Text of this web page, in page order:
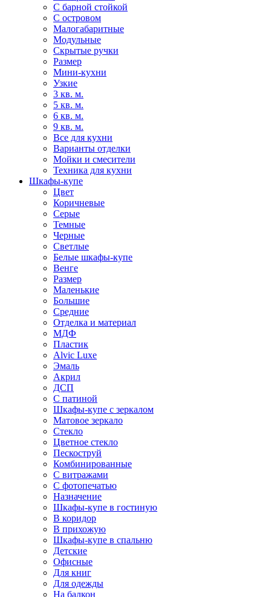
С барной стойкой
С островом
Малогабаритные
Модульные
Скрытые ручки
Размер
Мини-кухни
Узкие
3 кв. м.
5 кв. м.
6 кв. м.
9 кв. м.
Все для кухни
Варианты отделки
Мойки и смесители
Техника для кухни
Шкафы-купе
Цвет
Коричневые
Серые
Темные
Черные
Светлые
Белые шкафы-купе
Венге
Размер
Маленькие
Большие
Средние
Отделка и материал
МДФ
Пластик
Alvic Luxe
Эмаль
Акрил
ДСП
С патиной
Шкафы-купе с зеркалом
Матовое зеркало
Стекло
Цветное стекло
Пескоструй
Комбинированные
С витражами
С фотопечатью
Назначение
Шкафы-купе в гостиную
В коридор
В прихожую
Шкафы-купе в спальню
Детские
Офисные
Для книг
Для одежды
На балкон